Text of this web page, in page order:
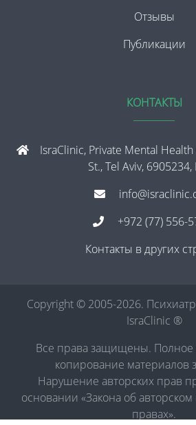
Отзывы
Публикации
КОНТАКТЫ
IsraClinic, Private Mental
St., Tel Aviv, 6905234,
+972 (77) 556-
Контакты в других
Copyright © 2005-2026.
IsraClinic ®
Все права защищены. Полное
копирование материалов
Нарушение авторских прав
основании «Закона об
правах».